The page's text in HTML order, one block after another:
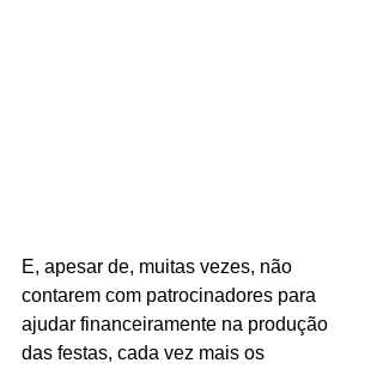
E, apesar de, muitas vezes, não
contarem com patrocinadores para
ajudar financeiramente na produção
das festas, cada vez mais os